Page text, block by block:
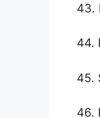
43.
44.
45.
46.